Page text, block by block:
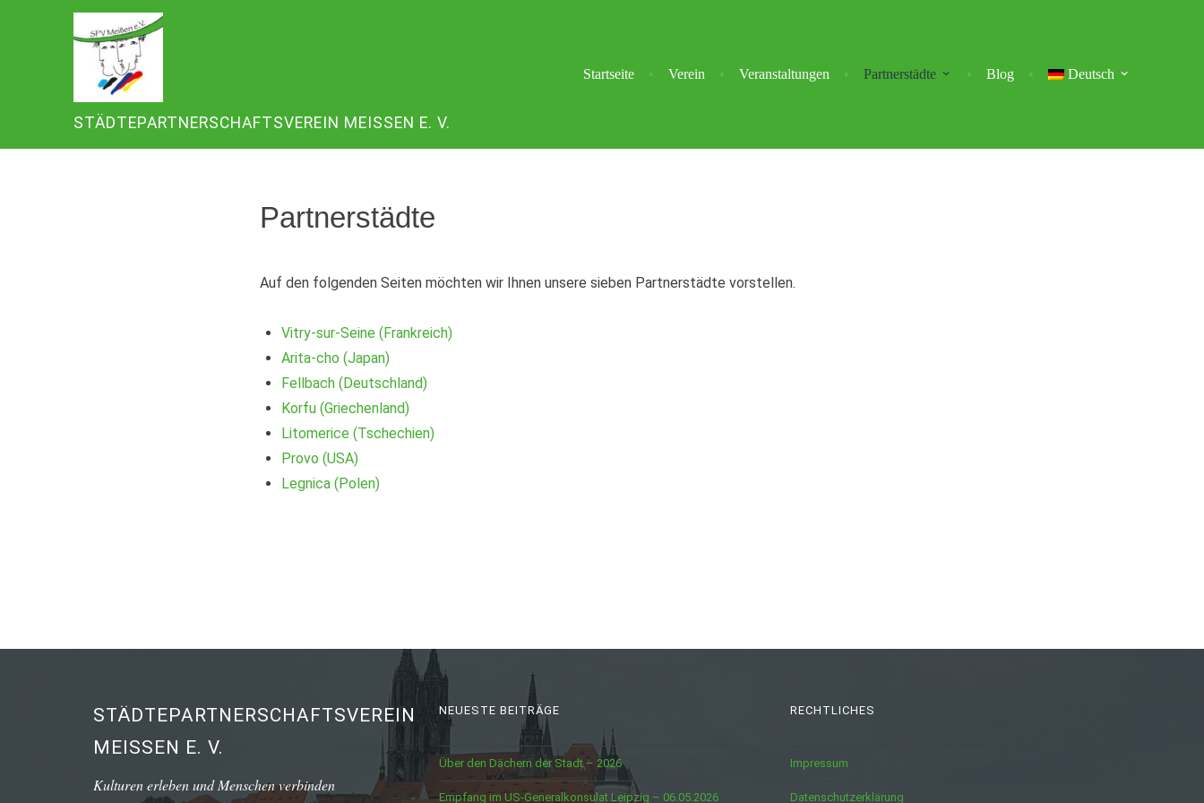
STÄDTEPARTNERSCHAFTSVEREIN MEISSEN E. V.
Startseite Verein Veranstaltungen Partnerstädte Blog Deutsch
Partnerstädte
Auf den folgenden Seiten möchten wir Ihnen unsere sieben Partnerstädte vorstellen.
Vitry-sur-Seine (Frankreich)
Arita-cho (Japan)
Fellbach (Deutschland)
Korfu (Griechenland)
Litomerice (Tschechien)
Provo (USA)
Legnica (Polen)
STÄDTEPARTNERSCHAFTSVEREIN
MEISSEN E. V.
Kulturen erleben und Menschen verbinden
NEUESTE BEITRÄGE
Über den Dächern der Stadt – 2026
Empfang im US-Generalkonsulat Leipzig – 06.05.2026
RECHTLICHES
Impressum
Datenschutzerklärung